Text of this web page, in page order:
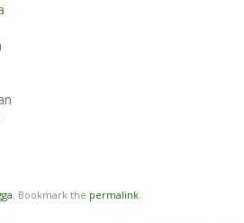
. Bookmark the permalink.